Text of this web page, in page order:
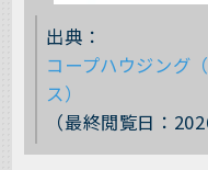
出典：
コープハウジング
ス）
（最終閲覧日：